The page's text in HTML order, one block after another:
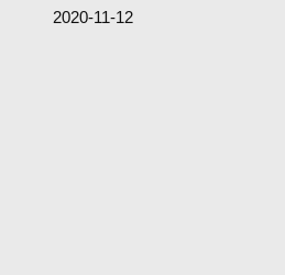
2020-11-12